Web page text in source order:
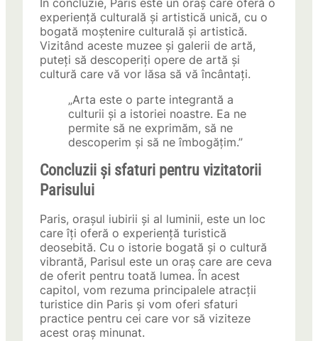
În concluzie, Paris este un oraș care oferă o
experiență culturală și artistică unică, cu o
bogată moștenire culturală și artistică.
Vizitând aceste muzee și galerii de artă,
puteți să descoperiți opere de artă și
cultură care vă vor lăsa să vă încântați.
„Arta este o parte integrantă a
culturii și a istoriei noastre. Ea ne
permite să ne exprimăm, să ne
descoperim și să ne îmbogățim.”
Concluzii și sfaturi pentru vizitatorii
Parisului
Paris, orașul iubirii și al luminii, este un loc
care îți oferă o experiență turistică
deosebită. Cu o istorie bogată și o cultură
vibrantă, Parisul este un oraș care are ceva
de oferit pentru toată lumea. În acest
capitol, vom rezuma principalele atracții
turistice din Paris și vom oferi sfaturi
practice pentru cei care vor să viziteze
acest oraș minunat.